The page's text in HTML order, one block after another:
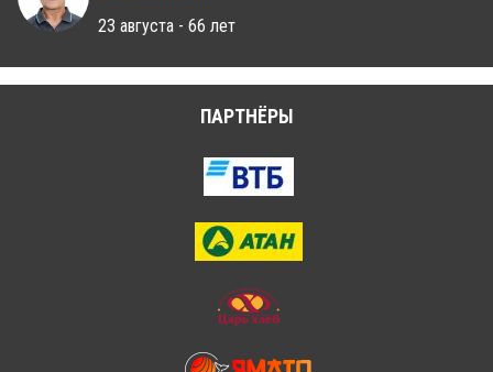
23 августа - 66 лет
ПАРТНЁРЫ